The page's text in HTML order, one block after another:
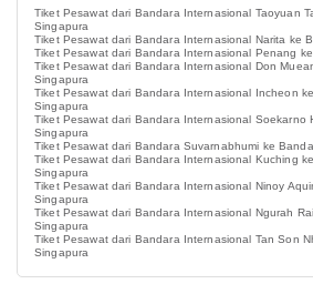
Tiket Pesawat dari Bandara Internasional Taoyuan
Singapura
Tiket Pesawat dari Bandara Internasional Narita ke
Tiket Pesawat dari Bandara Internasional Penang
Tiket Pesawat dari Bandara Internasional Don
Singapura
Tiket Pesawat dari Bandara Internasional Incheon
Singapura
Tiket Pesawat dari Bandara Internasional Soekarno
Singapura
Tiket Pesawat dari Bandara Suvarnabhumi ke
Tiket Pesawat dari Bandara Internasional Kuching
Singapura
Tiket Pesawat dari Bandara Internasional Ninoy
Singapura
Tiket Pesawat dari Bandara Internasional Ngurah
Singapura
Tiket Pesawat dari Bandara Internasional Tan Son
Singapura